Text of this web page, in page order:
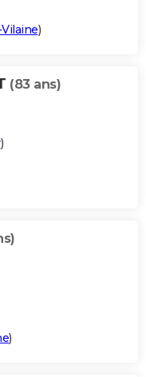
)
(83 ans)
)
)